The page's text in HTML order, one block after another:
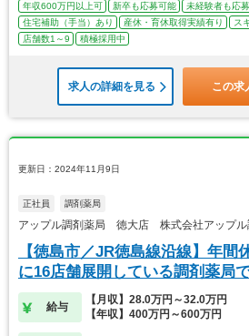
年収600万円以上可 新卒も応募可能 未経験者も応
住宅補助（手当）あり
産休・育休取得実績有り ス
店舗数1～9
積極採用中
求人の詳細を見る この求
更新日：2024年11月9日
正社員 調剤薬局
アップル調剤薬局 徳大店 株式会社アップル
【徳島市／JR徳島線沿線】年間
に16店舗展開している調剤薬局
給与
【月収】28.0万円～32.0万円
【年収】400万円～600万円